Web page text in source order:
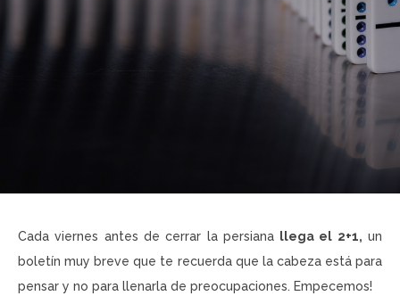
Cada viernes antes de cerrar la persiana llega el 2+1, un
boletín muy breve que te recuerda que la cabeza está para
pensar y no para llenarla de preocupaciones. Empecemos!